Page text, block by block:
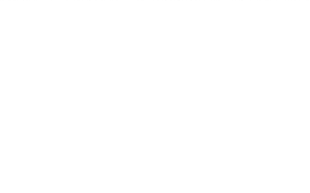
vermeld. Bij sommige